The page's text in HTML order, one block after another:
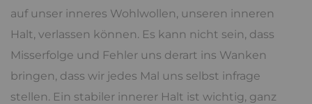
auf unser inneres Wohlwollen, unseren inneren
Halt, verlassen können. Es kann nicht sein, dass
Misserfolge und Fehler uns derart ins Wanken
bringen, dass wir jedes Mal uns selbst infrage
stellen. Ein stabiler innerer Halt ist wichtig, ganz